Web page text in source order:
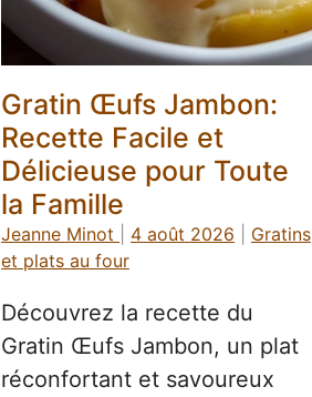
Gratin Œufs Jambon:
Recette Facile et
Délicieuse pour Toute
la Famille
Jeanne Minot 4 août 2026
Gratins
et plats au four
Découvrez la recette du
Gratin Œufs Jambon, un plat
réconfortant et savoureux